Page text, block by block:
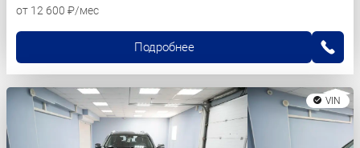
от 12 600 ₽/мес
Подробнее
VIN